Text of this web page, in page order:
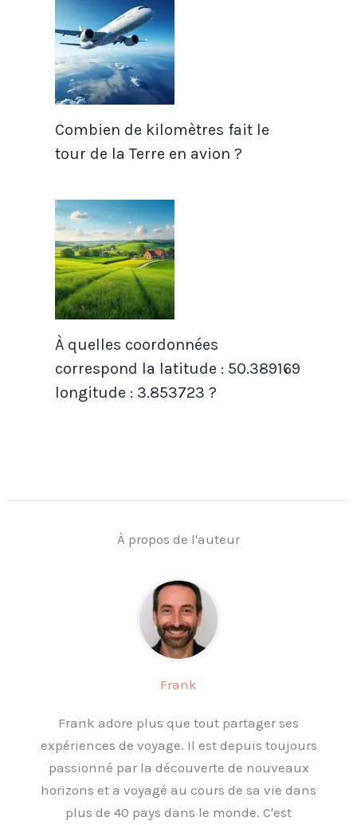
Combien de kilomètres fait le
tour de la Terre en avion ?
À quelles coordonnées
correspond la latitude : 50.389169
longitude : 3.853723 ?
À propos de l'auteur
Frank
Frank adore plus que tout partager ses
expériences de voyage. Il est depuis toujours
passionné par la découverte de nouveaux
horizons et a voyagé au cours de sa vie dans
plus de 40 pays dans le monde. C'est